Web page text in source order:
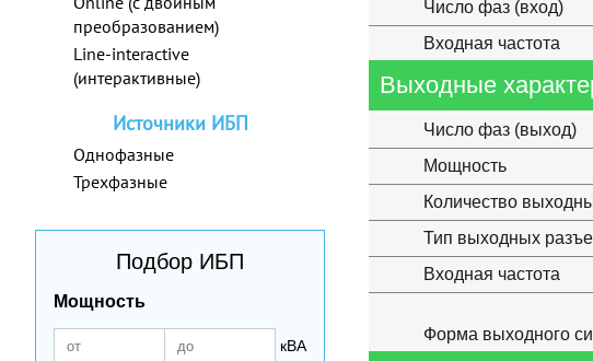
преобразованием)
Line-interactive
(интерактивные)
Источники ИБП
Однофазные
Трехфазные
Подбор ИБП
Мощность
кВА
Число фаз (вход)
Входная частота
Выходные
Число фаз (выход)
Мощность
Количество
Тип выходных
Входная частота
Форма выходного